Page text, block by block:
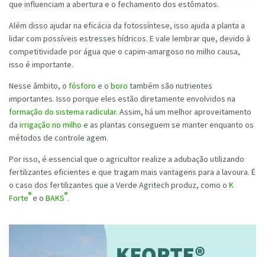
que influenciam a abertura e o fechamento dos estômatos.
Além disso ajudar na eficácia da fotossíntese, isso ajuda a planta a
lidar com possíveis estresses hídricos. E vale lembrar que, devido à
competitividade por água que o capim-amargoso no milho causa,
isso é importante.
Nesse âmbito, o fósforo e o boro também são nutrientes
importantes. Isso porque eles estão diretamente envolvidos na
formação do sistema radicular. Assim, há um melhor aproveitamento
da irrigação no milho e as plantas conseguem se manter enquanto os
métodos de controle agem.
Por isso, é essencial que o agricultor realize a adubação utilizando
fertilizantes eficientes e que tragam mais vantagens para a lavoura. É
o caso dos fertilizantes que a Verde Agritech produz, como o K
Forte®e o BAKS®.